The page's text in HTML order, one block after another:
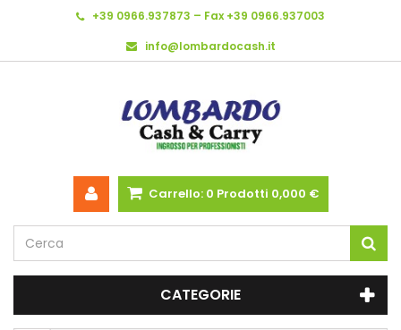
+39 0966.937873 – Fax +39 0966.937003
info@lombardocash.it
Carrello: 0 Prodotti 0,000 €
CATEGORIE